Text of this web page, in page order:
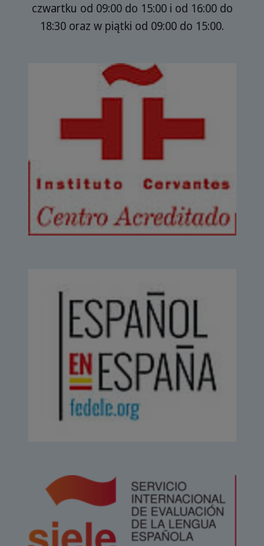
czwartku od 09:00 do 15:00 i od 16:00 do
18:30 oraz w piątki od 09:00 do 15:00.